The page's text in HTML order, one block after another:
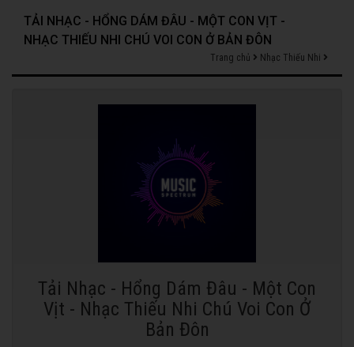
TẢI NHẠC - HỔNG DÁM ĐÂU - MỘT CON VỊT -
NHẠC THIẾU NHI CHÚ VOI CON Ở BẢN ĐÔN
Trang chủ Nhạc Thiếu Nhi
Tải Nhạc - Hổng Dám Đâu - Một Con
Vịt - Nhạc Thiếu Nhi Chú Voi Con Ở
Bản Đôn